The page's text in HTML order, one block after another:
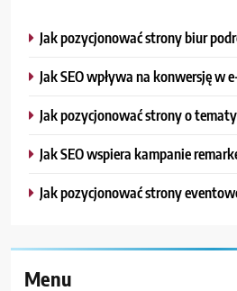
Jak pozycjonować strony biur
Jak SEO wpływa na konwersję w
Jak pozycjonować strony o
Jak SEO wspiera kampanie
Jak pozycjonować strony
Menu